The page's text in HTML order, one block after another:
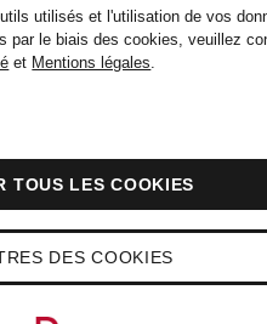
utilisés et l'utilisation de vos
par le biais des cookies, veuillez
et Mentions légales.
DES COOKIES
TOUS LES COOKIES